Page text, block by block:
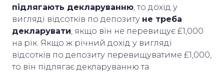
підлягають декларуванню , то дохід у
вигляді відсотків по депозиту не треба
декларувати , якщо він не перевищує £1,000
на рік. Якщо ж річний дохід у вигляді
відсотків по депозиту перевищуватиме £1,000,
то він підлягає декларуванню та